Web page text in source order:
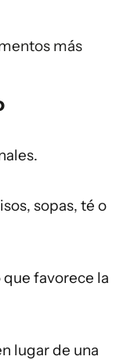
más
sopas, té o
que favorece la
lugar de una